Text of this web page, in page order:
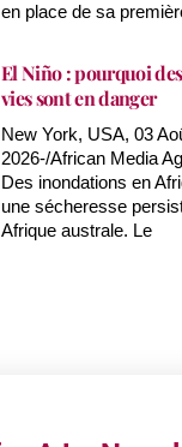
en place de sa
El Niño : pourquoi
vies sont en danger
New York, USA, 03
2026-/African Media
Des inondations en
une sécheresse
Afrique australe. Le